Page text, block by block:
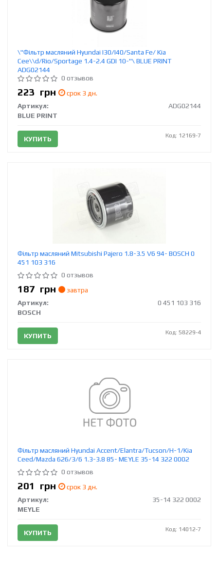
\"Фільтр масляний Hyundai I30/I40/Santa Fe/ Kia
Cee\\d/Rio/Sportage 1.4-2.4 GDI 10-"\ BLUE PRINT
ADG02144
0 отзывов
223 грн
срок 3 дн.
Артикул:
ADG02144
BLUE PRINT
КУПИТЬ Код: 12169-7
Фільтр масляний Mitsubishi Pajero 1.8-3.5 V6 94- BOSCH 0
451 103 316
0 отзывов
187 грн
завтра
Артикул:
0 451 103 316
BOSCH
КУПИТЬ Код: 58229-4
Фільтр масляний Hyundai Accent/Elantra/Tucson/H-1/Kia
Ceed/Mazda 626/3/6 1.3-3.8 85- MEYLE 35-14 322 0002
0 отзывов
201 грн
срок 3 дн.
Артикул:
35-14 322 0002
MEYLE
КУПИТЬ Код: 14012-7